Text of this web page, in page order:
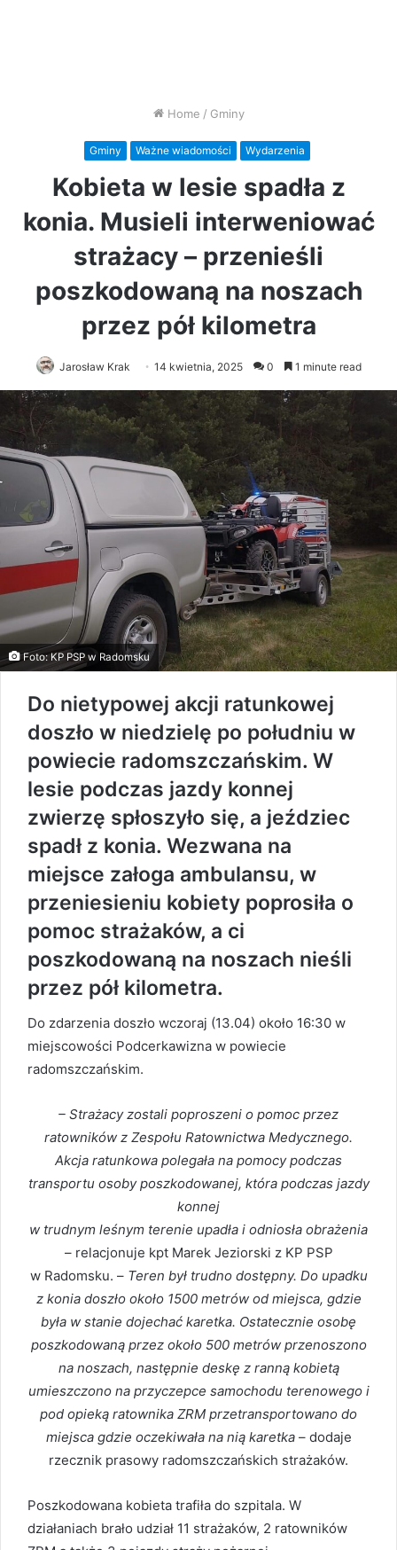
Home / Gminy
Gminy Ważne wiadomości Wydarzenia
Kobieta w lesie spadła z
konia. Musieli interweniować
strażacy – przenieśli
poszkodowaną na noszach
przez pół kilometra
Jarosław Krak 14 kwietnia, 2025 0 1 minute read
Foto: KP PSP w Radomsku
Do nietypowej akcji ratunkowej
doszło w niedzielę po południu w
powiecie radomszczańskim. W
lesie podczas jazdy konnej
zwierzę spłoszyło się, a jeździec
spadł z konia. Wezwana na
miejsce załoga ambulansu, w
przeniesieniu kobiety poprosiła o
pomoc strażaków, a ci
poszkodowaną na noszach nieśli
przez pół kilometra.
Do zdarzenia doszło wczoraj (13.04) około 16:30 w
miejscowości Podcerkawizna w powiecie
radomszczańskim.
– Strażacy zostali poproszeni o pomoc przez
ratowników z Zespołu Ratownictwa Medycznego.
Akcja ratunkowa polegała na pomocy podczas
transportu osoby poszkodowanej, która podczas jazdy
konnej
w trudnym leśnym terenie upadła i odniosła obrażenia
– relacjonuje kpt Marek Jeziorski z KP PSP
w Radomsku. –Teren był trudno dostępny. Do upadku
z konia doszło około 1500 metrów od miejsca, gdzie
była w stanie dojechać karetka. Ostatecznie osobę
poszkodowaną przez około 500 metrów przenoszono
na noszach, następnie deskę z ranną kobietą
umieszczono na przyczepce samochodu terenowego i
pod opieką ratownika ZRM przetransportowano do
miejsca gdzie oczekiwała na nią karetka – dodaje
rzecznik prasowy radomszczańskich strażaków.
Poszkodowana kobieta trafiła do szpitala. W
działaniach brało udział 11 strażaków, 2 ratowników